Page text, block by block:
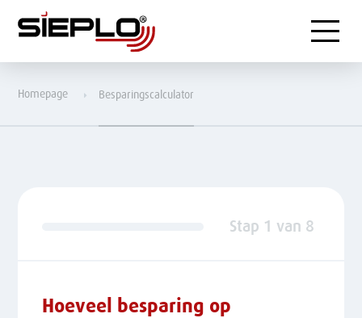
Menu
Homepage Besparingscalculator
Stap 1 van 8
Hoeveel besparing op